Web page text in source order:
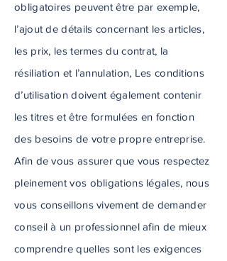
obligatoires peuvent être par exemple,
l’ajout de détails concernant les articles,
les prix, les termes du contrat, la
résiliation et l’annulation, Les conditions
d’utilisation doivent également contenir
les titres et être formulées en fonction
des besoins de votre propre entreprise.
Afin de vous assurer que vous respectez
pleinement vos obligations légales, nous
vous conseillons vivement de demander
conseil à un professionnel afin de mieux
comprendre quelles sont les exigences